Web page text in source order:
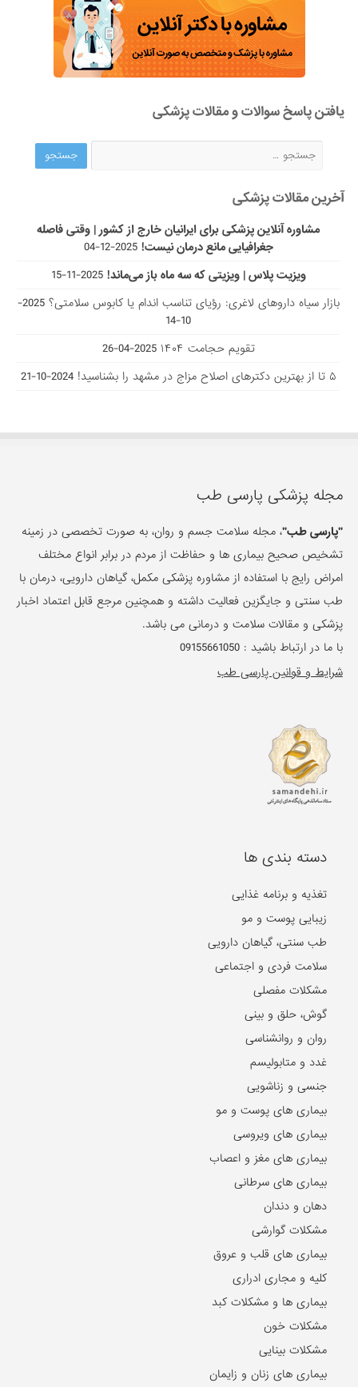
یافتن پاسخ سوالات و مقالات پزشکی
آخرین مقالات پزشکی
مشاوره آنلاین پزشکی برای ایرانیان خارج از کشور | وقتی فاصله
جغرافیایی مانع درمان نیست! 2025-12-04
ویزیت پلاس | ویزیتی که سه ماه باز می‌ماند! 2025-11-15
بازار سیاه داروهای لاغری: رؤیای تناسب اندام یا کابوس سلامتی؟
2025-
10-14
تقویم حجامت ۱۴۰۴
2025-04-26
۵ تا از بهترین دکتر‌های اصلاح مزاج در مشهد را بشناسید!
2024-10-21
مجله پزشکی پارسی طب
"پارسی طب"، مجله سلامت جسم و روان، به صورت تخصصی در زمینه
تشخیص صحیح بیماری ها و حفاظت از مردم در برابر انواع مختلف
امراض رایج با استفاده از مشاوره پزشکی مکمل، گیاهان دارویی، درمان با
طب سنتی و جایگزین فعالیت داشته و همچنین مرجع قابل اعتماد اخبار
پزشکی و مقالات سلامت و درمانی می باشد.
با ما در ارتباط باشید :09155661050
شرایط و قوانین پارسی طب
دسته بندی ها
تغذیه و برنامه غذایی
زیبایی پوست و مو
طب سنتی، گیاهان دارویی
سلامت فردی و اجتماعی
مشکلات مفصلی
گوش، حلق و بینی
روان و روانشناسی
غدد و متابولیسم
جنسی و زناشویی
بیماری های پوست و مو
بیماری های ویروسی
بیماری های مغز و اعصاب
بیماری های سرطانی
دهان و دندان
مشکلات گوارشی
بیماری های قلب و عروق
کلیه و مجاری ادراری
بیماری ها و مشکلات کبد
مشکلات خون
مشکلات بینایی
بیماری های زنان و زایمان